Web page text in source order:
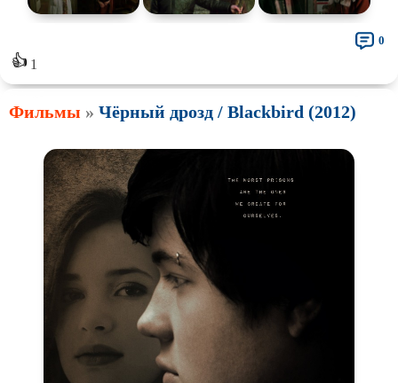
👍 1
0
Фильмы » Чёрный дрозд / Blackbird (2012)